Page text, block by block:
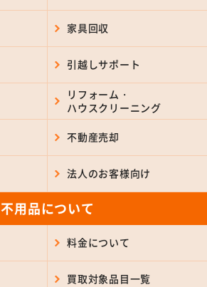
家具回収
引越しサポート
リフォーム・
ハウスクリーニング
不動産売却
法人のお客様向け
不用品について
料金について
買取対象品目一覧